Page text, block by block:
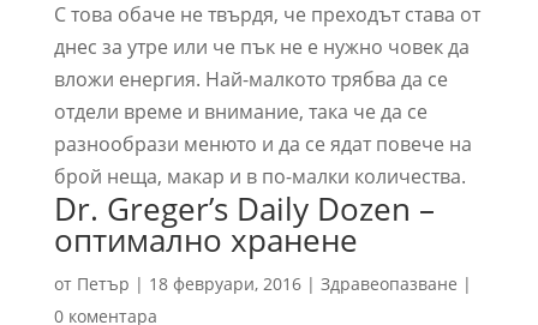
С това обаче не твърдя, че преходът става от
днес за утре или че пък не е нужно човек да
вложи енергия. Най-малкото трябва да се
отдели време и внимание, така че да се
разнообрази менюто и да се ядат повече на
брой неща, макар и в по-малки количества.
Dr. Greger’s Daily Dozen –
оптимално хранене
от Петър | 18 февруари, 2016| Здравеопазване |
0 коментара